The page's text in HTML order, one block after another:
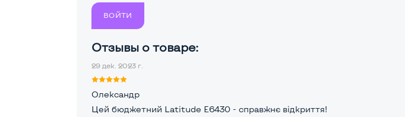
ВОЙТИ
Отзывы о товаре:
29 дек. 2023 г.
Олександр
Цей бюджетний Latitude E6430 - справжнє відкриття!